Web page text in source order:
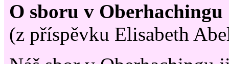
O sboru v Oberhachingu
(z příspěvku Elisabeth